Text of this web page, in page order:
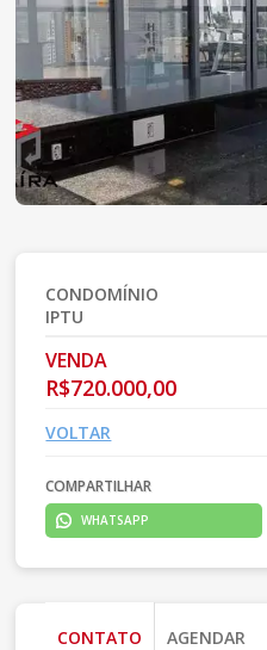
CONDOMÍNIO
IPTU
VENDA
R$720.000,00
VOLTAR
COMPARTILHAR
WHATSAPP
CONTATO AGENDAR